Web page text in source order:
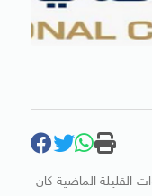
القليلة الماضية كان